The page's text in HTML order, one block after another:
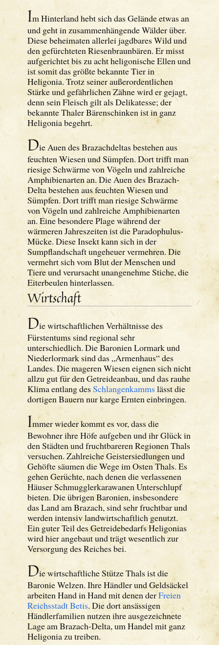
Im Hinterland hebt sich das Gelände etwas an
und geht in zusammenhängende Wälder über.
Diese beheimaten allerlei jagdbares Wild und
den gefürchteten Riesenbraunbären. Er misst
aufgerichtet bis zu acht heligonische Ellen und
ist somit das größte bekannte Tier in
Heligonia. Trotz seiner außerordentlichen
Stärke und gefährlichen Zähne wird er gejagt,
denn sein Fleisch gilt als Delikatesse; der
bekannte Thaler Bärenschinken ist in ganz
Heligonia begehrt.
Die Auen des Brazachdeltas bestehen aus
feuchten Wiesen und Sümpfen. Dort trifft man
riesige Schwärme von Vögeln und zahlreiche
Amphibienarten an. Die Auen des Brazach-
Delta bestehen aus feuchten Wiesen und
Sümpfen. Dort trifft man riesige Schwärme
von Vögeln und zahlreiche Amphibienarten
an. Eine besondere Plage während der
wärmeren Jahreszeiten ist die Paradophulus-
Mücke. Diese Insekt kann sich in der
Sumpflandschaft ungeheuer vermehren. Die
vermehrt sich vom Blut der Menschen und
Tiere und verursacht unangenehme Stiche, die
Eiterbeulen hinterlassen.
Wirtschaft
Die wirtschaftlichen Verhältnisse des
Fürstentums sind regional sehr
unterschiedlich. Die Baronien Lormark und
Niederlormark sind das „Armenhaus“ des
Landes. Die mageren Wiesen eignen sich nicht
allzu gut für den Getreideanbau, und das rauhe
Klima entlang desSchlangenkamms lässt die
dortigen Bauern nur karge Ernten einbringen.
Immer wieder kommt es vor, dass die
Bewohner ihre Höfe aufgeben und ihr Glück in
den Städten und fruchtbareren Regionen Thals
versuchen. Zahlreiche Geistersiedlungen und
Gehöfte säumen die Wege im Osten Thals. Es
gehen Gerüchte, nach denen die verlassenen
Häuser Schmugglerkarawanen Unterschlupf
bieten. Die übrigen Baronien, insbesondere
das Land am Brazach, sind sehr fruchtbar und
werden intensiv landwirtschaftlich genutzt.
Ein guter Teil des Getreidebedarfs Heligonias
wird hier angebaut und trägt wesentlich zur
Versorgung des Reiches bei.
Die wirtschaftliche Stütze Thals ist die
Baronie Welzen. Ihre Händler und Geldsäckel
arbeiten Hand in Hand mit denen derFreien
Reichsstadt Betis. Die dort ansässigen
Händlerfamilien nutzen ihre ausgezeichnete
Lage am Brazach-Delta, um Handel mit ganz
Heligonia zu treiben.